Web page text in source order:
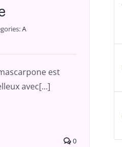
A
est
avec[...]
0